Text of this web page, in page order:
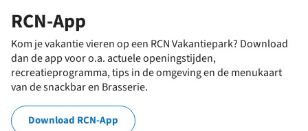
RCN-App
Kom je vakantie vieren op een RCN Vakantiepark? Download
dan de app voor o.a. actuele openingstijden,
recreatieprogramma, tips in de omgeving en de menukaart
van de snackbar en Brasserie.
Download RCN-App